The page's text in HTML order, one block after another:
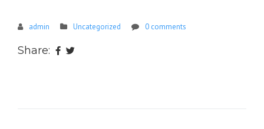
admin Uncategorized 0 comments
Share: